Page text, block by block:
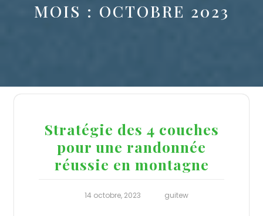
MOIS : OCTOBRE 2023
Stratégie des 4 couches
pour une randonnée
réussie en montagne
14 octobre, 2023 guitew